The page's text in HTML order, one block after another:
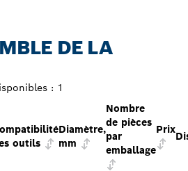
DE LA
: 1
outils
Diamètre,
mm
Nombre
de pièces
par
emballage
Prix